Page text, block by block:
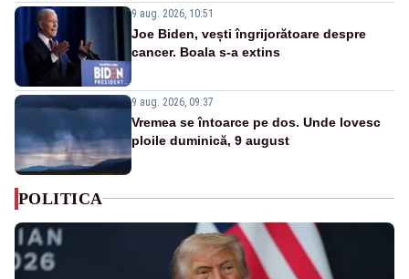
9 aug. 2026, 10:51
Joe Biden, vești îngrijorătoare despre
cancer. Boala s-a extins
9 aug. 2026, 09:37
Vremea se întoarce pe dos. Unde lovesc
ploile duminică, 9 august
POLITICA